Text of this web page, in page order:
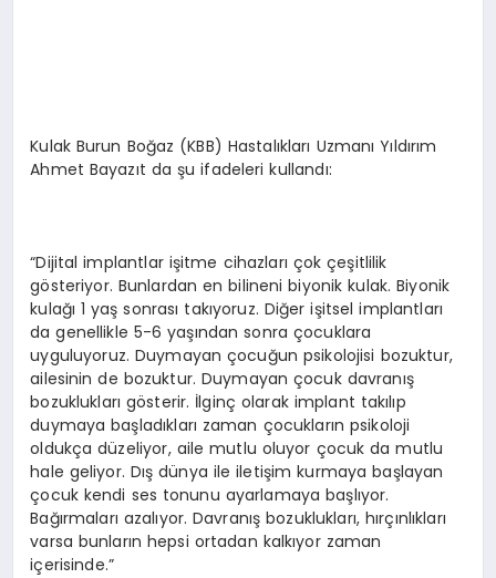
Kulak Burun Boğaz (KBB) Hastalıkları Uzmanı Yıldırım
Ahmet Bayazıt da şu ifadeleri kullandı:
“Dijital implantlar işitme cihazları çok çeşitlilik
gösteriyor. Bunlardan en bilineni biyonik kulak. Biyonik
kulağı 1 yaş sonrası takıyoruz. Diğer işitsel implantları
da genellikle 5-6 yaşından sonra çocuklara
uyguluyoruz. Duymayan çocuğun psikolojisi bozuktur,
ailesinin de bozuktur. Duymayan çocuk davranış
bozuklukları gösterir. İlginç olarak implant takılıp
duymaya başladıkları zaman çocukların psikoloji
oldukça düzeliyor, aile mutlu oluyor çocuk da mutlu
hale geliyor. Dış dünya ile iletişim kurmaya başlayan
çocuk kendi ses tonunu ayarlamaya başlıyor.
Bağırmaları azalıyor. Davranış bozuklukları, hırçınlıkları
varsa bunların hepsi ortadan kalkıyor zaman
içerisinde.”